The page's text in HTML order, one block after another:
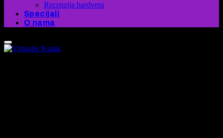
Recenzija hardvera
Specijali
O nama